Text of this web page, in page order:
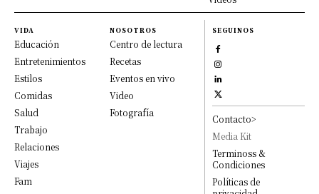
VIDA
Educación
Entretenimientos
Estilos
Comidas
Salud
Trabajo
Relaciones
Viajes
Fam
NOSOTROS
Centro de lectura
Recetas
Eventos en vivo
Video
Fotografía
SEGUINOS
Contacto>
Media Kit
Terminoss &
Condiciones
Políticas de